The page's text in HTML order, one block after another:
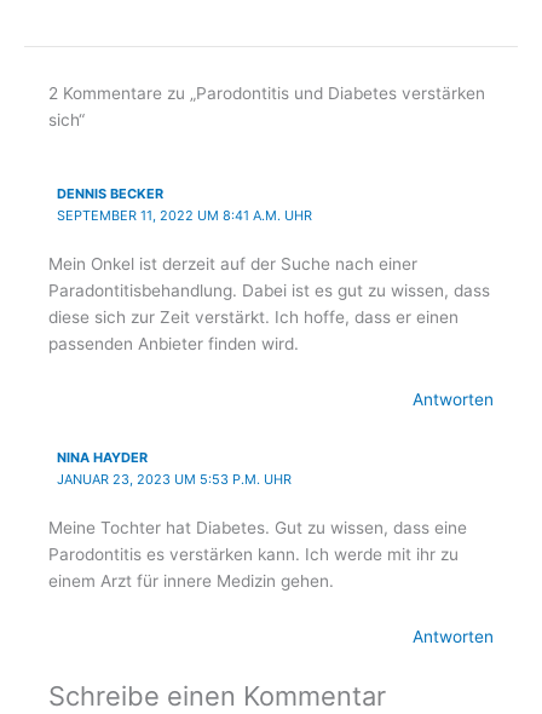
t
g
r
m
e
o
-
f
2 Kommentare zu „Parodontitis und Diabetes verstärken
sich“
DENNIS BECKER
SEPTEMBER 11, 2022 UM 8:41 A.M. UHR
Mein Onkel ist derzeit auf der Suche nach einer
Paradontitisbehandlung. Dabei ist es gut zu wissen, dass
diese sich zur Zeit verstärkt. Ich hoffe, dass er einen
passenden Anbieter finden wird.
Antworten
NINA HAYDER
JANUAR 23, 2023 UM 5:53 P.M. UHR
Meine Tochter hat Diabetes. Gut zu wissen, dass eine
Parodontitis es verstärken kann. Ich werde mit ihr zu
einem Arzt für innere Medizin gehen.
Antworten
Schreibe einen Kommentar